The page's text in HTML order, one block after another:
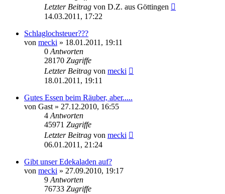
Letzter Beitrag von D.Z. aus Göttingen
14.03.2011, 17:22
Schlaglochsteuer???
von mecki » 18.01.2011, 19:11
0 Antworten
28170 Zugriffe
Letzter Beitrag von mecki
18.01.2011, 19:11
Gutes Essen beim Räuber, aber.....
von Gast » 27.12.2010, 16:55
4 Antworten
45971 Zugriffe
Letzter Beitrag von mecki
06.01.2011, 21:24
Gibt unser Edekaladen auf?
von mecki » 27.09.2010, 19:17
9 Antworten
76733 Zugriffe